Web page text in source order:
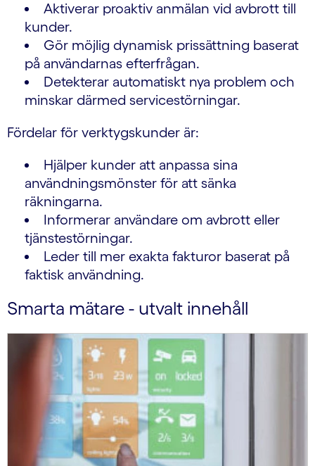
Aktiverar proaktiv anmälan vid avbrott till
kunder.
Gör möjlig dynamisk prissättning baserat
på användarnas efterfrågan.
Detekterar automatiskt nya problem och
minskar därmed servicestörningar.
Fördelar för verktygskunder är:
Hjälper kunder att anpassa sina
användningsmönster för att sänka
räkningarna.
Informerar användare om avbrott eller
tjänstestörningar.
Leder till mer exakta fakturor baserat på
faktisk användning.
Smarta mätare - utvalt innehåll